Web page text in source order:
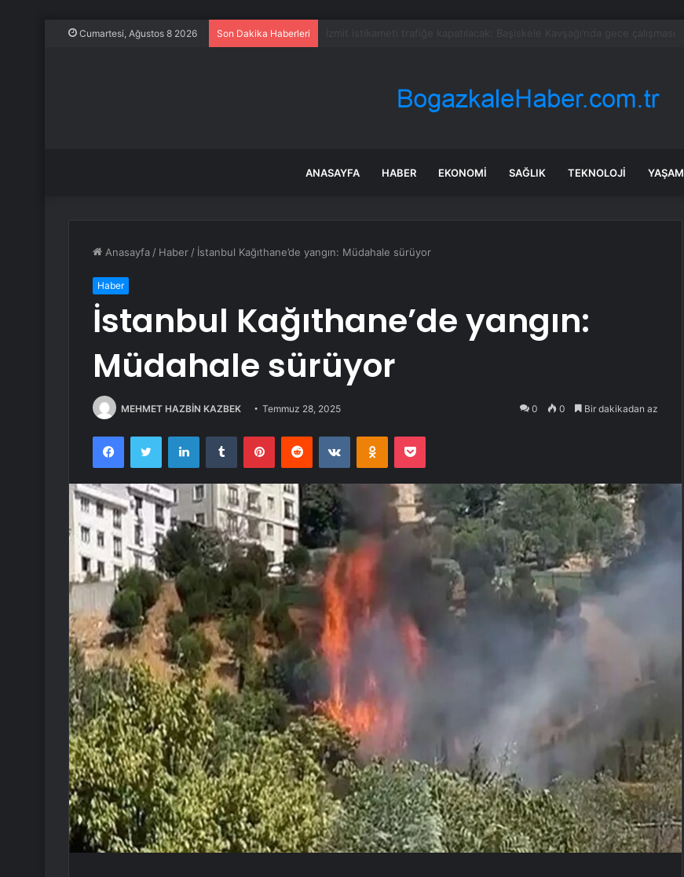
Cumartesi, Ağustos 8 2026 Son Dakika Haberleri
ANASAYFA HABER EKONOMI SAĞLIK TEKNOLOJI YAŞAM
Anasayfa / Haber / İstanbul Kağıthane’de yangın: Müdahale sürüyor
Haber
İstanbul Kağıthane’de yangın:
Müdahale sürüyor
MEHMET HAZBİN KAZBEK Temmuz 28, 2025 0 0 Bir dakikadan az
FacebookTwitter LinkedInTumblr PinterestReddit VKontakteOdnoklassniki
Pocket